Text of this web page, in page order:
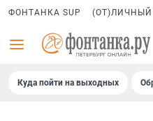
ФОНТАНКА SUP (ОТ)ЛИЧНЫЙ
Куда пойти на выходных